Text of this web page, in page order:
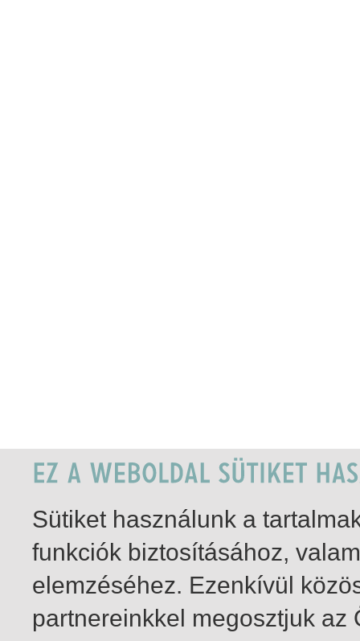
Sütiket használunk a
funkciók biztosításához,
elemzéséhez. Ezenkívül
partnereinkkel megosztjuk